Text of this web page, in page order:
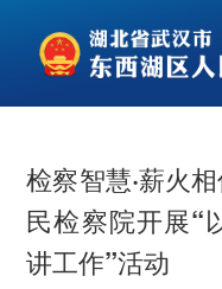
检察智慧·薪火
民检察院开展“
讲工作”活动